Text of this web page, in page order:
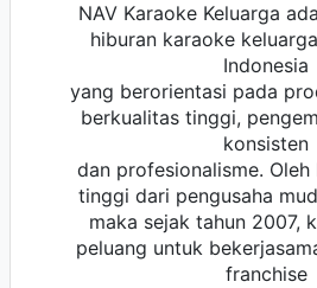
NAV Karaoke Keluarga
hiburan karaoke
Indonesia
yang berorientasi pada
berkualitas tinggi,
konsisten
dan profesionalisme. Oleh
tinggi dari pengusaha
maka sejak tahun 2007,
peluang untuk
franchise